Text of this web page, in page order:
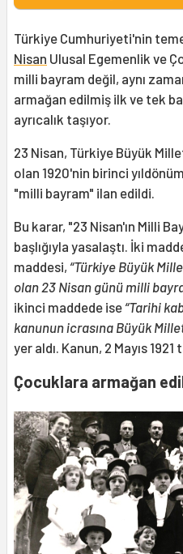
Türkiye Cumhuriyeti'nin
Nisan Ulusal Egemenlik ve
milli bayram değil, aynı
armağan edilmiş ilk ve tek
ayrıcalık taşıyor.
23 Nisan, Türkiye Büyük
olan 1920'nin birinci
"milli bayram" ilan edildi.
Bu karar, "23 Nisan'ın Milli
başlığıyla yasalaştı. İki
maddesi, “Türkiye Büyük
olan 23 Nisan günü milli
ikinci maddede ise “Tarihi
kanunun icrasına Büyük
yer aldı. Kanun, 2 Mayıs
Çocuklara armağan